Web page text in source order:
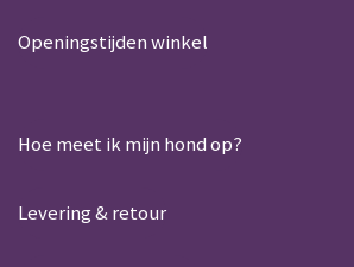
Openingstijden winkel
Hoe meet ik mijn hond op?
Levering & retour